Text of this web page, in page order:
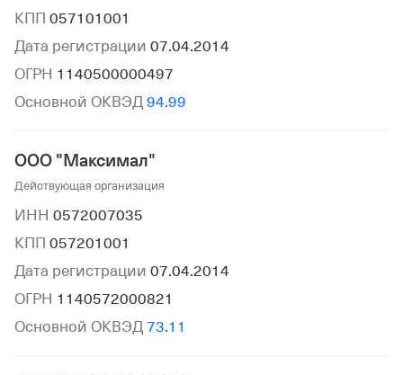
КПП 057101001
Дата регистрации 07.04.2014
ОГРН 1140500000497
Основной ОКВЭД 94.99
ООО "Максимал"
Действующая организация
ИНН 0572007035
КПП 057201001
Дата регистрации 07.04.2014
ОГРН 1140572000821
Основной ОКВЭД 73.11